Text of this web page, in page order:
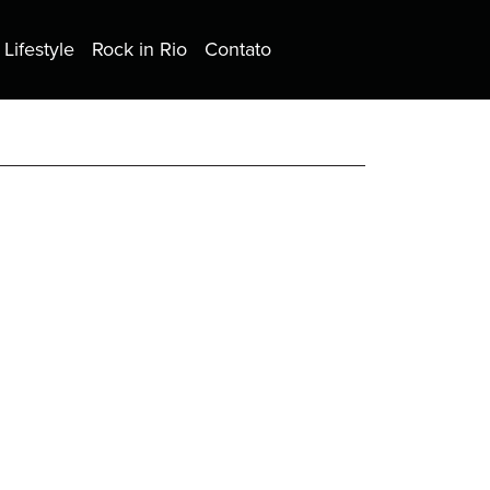
Lifestyle Rock in Rio Contato